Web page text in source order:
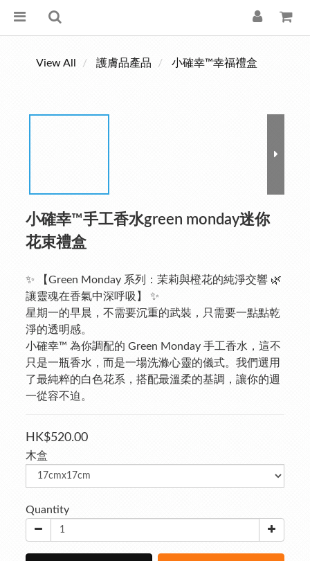
View All 護膚品產品 小確幸™幸福禮盒
小確幸™手工香水green monday迷你
花束禮盒
✨ 【Green Monday 系列：茉莉與橙花的純淨交響 🌿
讓靈魂在香氣中深呼吸】 ✨
星期一的早晨，不需要沉重的武裝，只需要一點點乾
淨的透明感。
小確幸™ 為你調配的 Green Monday 手工香水，這不
只是一瓶香水，而是一場洗滌心靈的儀式。我們選用
了最純粹的白色花系，搭配最溫柔的基調，讓你的週
一從容不迫。
HK$520.00
木盒
Quantity